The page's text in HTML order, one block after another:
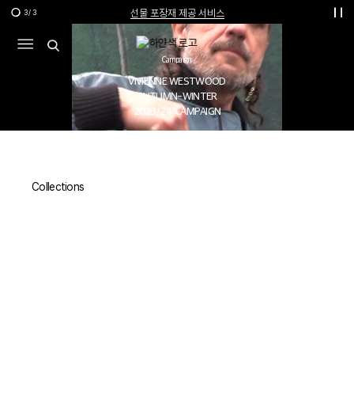
선물 포장재 제공 서비스
한여름의 특별한 선물, 10% 할인 쿠폰
3/ 3
Campaign
VIVIENNE WESTWOOD
AUTUMN-WINTER
2023/24 CAMPAIGN
Collections